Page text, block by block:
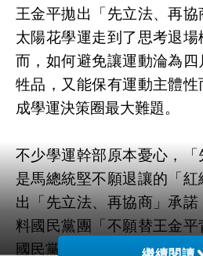
王金平拋出「先立法、再
太陽花學運走到了思考退
而，如何避免讓運動淪為
牲品，又能保有運動主體性
成學運決策圈最大難題。
不少學運幹部原本憂心，
是馬總統堅不願退讓的「
出「先立法、再協商」承
料國民黨團「不願替王金平
國民黨的矛盾浮上檯面。